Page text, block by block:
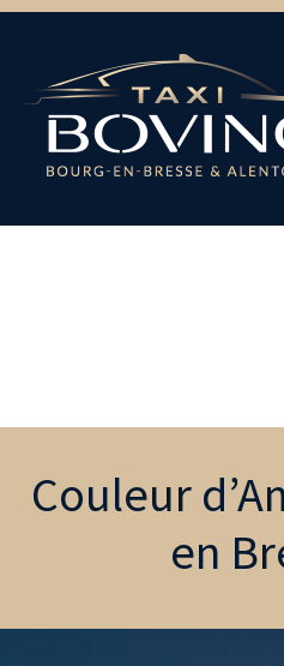
Couleur
en